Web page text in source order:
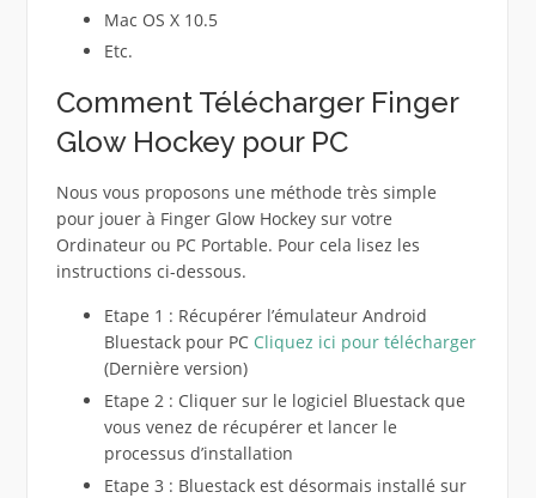
Mac OS X 10.5
Etc.
Comment Télécharger Finger
Glow Hockey pour PC
Nous vous proposons une méthode très simple
pour jouer à Finger Glow Hockey sur votre
Ordinateur ou PC Portable. Pour cela lisez les
instructions ci-dessous.
Etape 1 : Récupérer l’émulateur Android
Bluestack pour PC Cliquez ici pour télécharger
(Dernière version)
Etape 2 : Cliquer sur le logiciel Bluestack que
vous venez de récupérer et lancer le
processus d’installation
Etape 3 : Bluestack est désormais installé sur